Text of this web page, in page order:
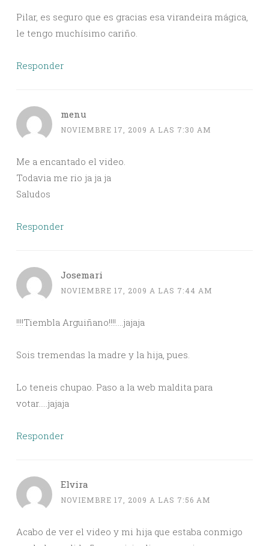
Pilar, es seguro que es gracias esa virandeira mágica,
le tengo muchísimo cariño.
Responder
menu
NOVIEMBRE 17, 2009 A LAS 7:30 AM
Me a encantado el video.
Todavia me rio ja ja ja
Saludos
Responder
Josemari
NOVIEMBRE 17, 2009 A LAS 7:44 AM
!!!!Tiembla Arguiñano!!!!….jajaja
Sois tremendas la madre y la hija, pues.
Lo teneis chupao. Paso a la web maldita para
votar…..jajaja
Responder
Elvira
NOVIEMBRE 17, 2009 A LAS 7:56 AM
Acabo de ver el video y mi hija que estaba conmigo